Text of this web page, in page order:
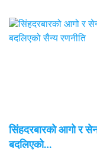
सिंहदरबारको आगो र
बदलिएको…